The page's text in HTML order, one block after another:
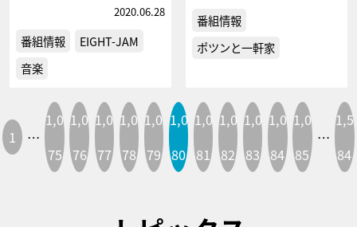
2020.06.28
番組情報
EIGHT-JAM
音楽
番組情報
ポツンと一軒家
1 …
1,0
75
1,0
76
1,0
77
1,0
78
1,0
79
1,0
80
1,0
81
1,0
82
1,0
83
1,0
84
1,0
85
…
1,5
84